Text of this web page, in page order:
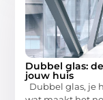
Dubbel glas:
jouw huis
Dubbel glas, je